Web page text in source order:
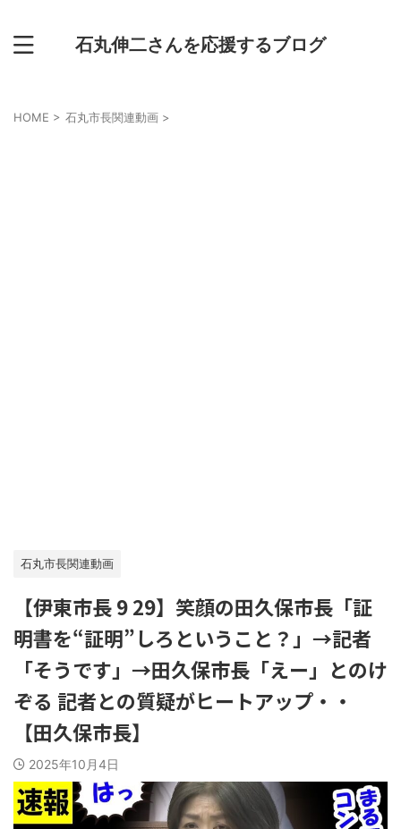
石丸伸二さんを応援するブログ
HOME > 石丸市長関連動画 >
石丸市長関連動画
【伊東市長 9 29】笑顔の田久保市長「証
明書を“証明”しろということ？」→記者
「そうです」→田久保市長「えー」とのけ
ぞる 記者との質疑がヒートアップ・・
【田久保市長】
2025年10月4日